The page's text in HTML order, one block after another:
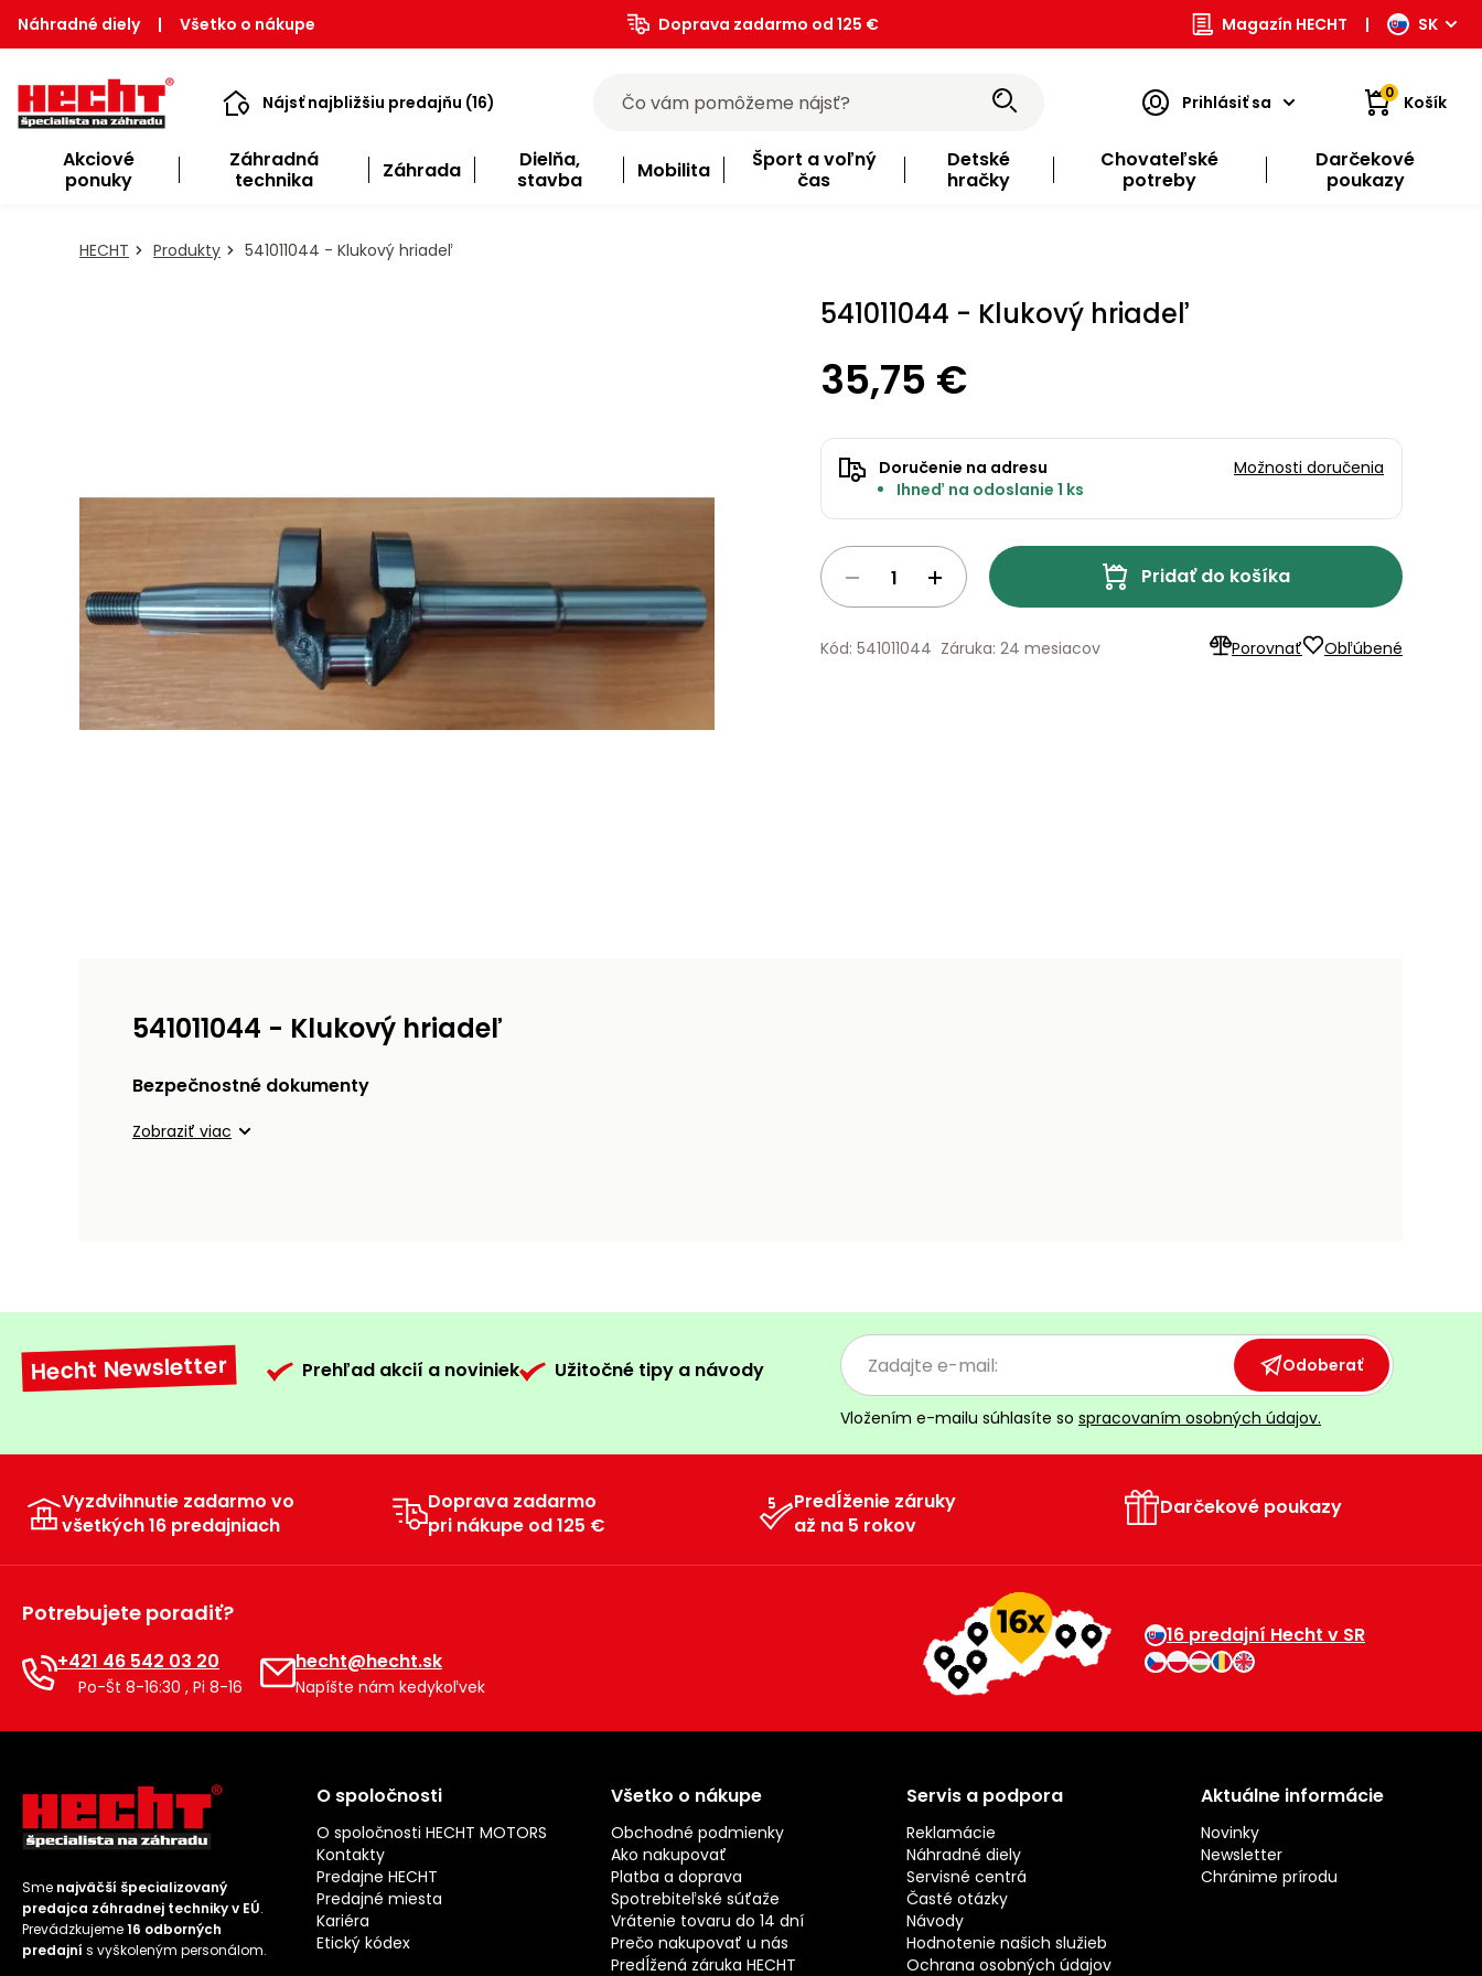
Náhradné diely | Všetko o nákupe Doprava zadarmo od 125 € Magazín HECHT | SK
Nájsť najbližšiu predajňu (16) Prihlásiť sa 0 Košík
Akciové
ponuky
Záhradná
technika
Záhrada
Dielňa,
stavba
Mobilita
Šport a voľný
čas
Detské
hračky
Chovateľské
potreby
Darčekové
poukazy
HECHT Produkty 541011044 - Klukový hriadeľ
541011044 - Klukový hriadeľ
35,75 €
Doručenie na adresu
Ihneď na odoslanie 1 ks
Možnosti doručenia
Pridať do košíka
Porovnať Obľúbené
Kód: 541011044 Záruka: 24 mesiacov
541011044 - Klukový hriadeľ
Bezpečnostné dokumenty
Zobraziť viac
Hecht Newsletter Prehľad akcií a noviniek Užitočné tipy a návody Odoberať
Vložením e-mailu súhlasíte so spracovaním osobných údajov.
Vyzdvihnutie zadarmo vo
všetkých 16 predajniach
Doprava zadarmo
pri nákupe od 125 €
Predĺženie záruky
až na 5 rokov
Darčekové poukazy
Potrebujete poradiť?
+421 46 542 03 20
Po-Št 8-16:30 , Pi 8-16
hecht@hecht.sk
Napíšte nám kedykoľvek
16 predajní Hecht v SR
Sme najväčší špecializovaný
predajca záhradnej techniky v EÚ.
Prevádzkujeme16 odborných
predajní s vyškoleným personálom.
O spoločnosti
O spoločnosti HECHT MOTORS
Kontakty
Predajne HECHT
Predajné miesta
Kariéra
Etický kódex
Všetko o nákupe
Obchodné podmienky
Ako nakupovať
Platba a doprava
Spotrebiteľské súťaže
Vrátenie tovaru do 14 dní
Prečo nakupovať u nás
Predĺžená záruka HECHT
Servis a podpora
Reklamácie
Náhradné diely
Servisné centrá
Časté otázky
Návody
Hodnotenie našich služieb
Ochrana osobných údajov
Aktuálne informácie
Novinky
Newsletter
Chránime prírodu